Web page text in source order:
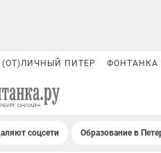
(ОТ)ЛИЧНЫЙ ПИТЕР ФОНТАНКА
соцсети Образование в